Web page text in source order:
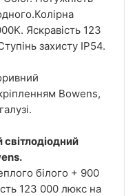
Яскравість 123
захисту IP54.
Bowens,
білого + 900
123 000 люкс на